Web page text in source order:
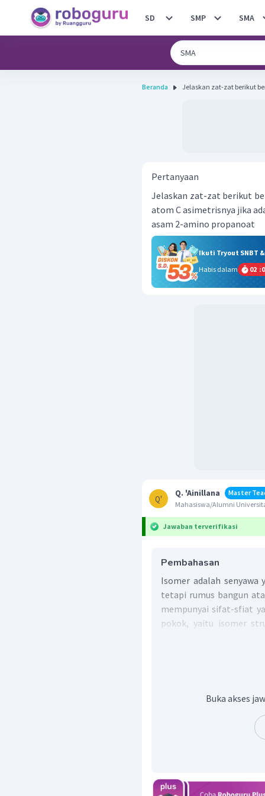
SD SMP SMA
Beranda Jelaskan zat-zat berikut
Pertanyaan
Jelaskan zat-zat berikut
atom C asimetrisnya jika
asam 2-amino propanoat
Ikuti Tryout SNBT
Habis dalam
02 :
Q'
Q. 'Ainillana
Master
Mahasiswa/Alumni
Jawaban terverifikasi
Pembahasan
Isomer adalah
tetapi rumus bangun
mempunyai sifat-sfiat
pokok, yaitu isomer
Isomer optik
pemutaran bidang
zat optis aktif.
Zat yang memutar
jaruh jam) disebut
Syarat terjadinya
Buka akses